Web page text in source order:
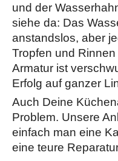
und der
siehe da: Das
anstandslos, aber
Tropfen und
Armatur ist
Erfolg auf ganzer
Auch Deine
Problem. Unsere
einfach man eine
eine teure